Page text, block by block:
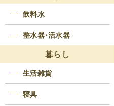
飲料水
整水器･活水器
暮らし
生活雑貨
寝具